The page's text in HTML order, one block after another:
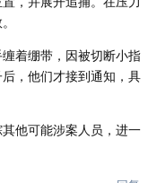
着绷带，因被切断小指
，他们才接到通知，具
他可能涉案人员，进一